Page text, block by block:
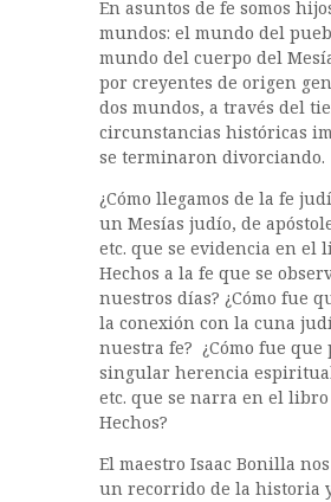
e
b
o
o
k
m
p
a
rt
ir
En asuntos de fe somos
mundos: el mundo del
mundo del cuerpo del
por creyentes de origen
dos mundos, a través del
circunstancias históricas
se terminaron divorciando.
¿Cómo llegamos de la fe
un Mesías judío, de
etc. que se evidencia en el
Hechos a la fe que se
nuestros días? ¿Cómo fue
la conexión con la cuna
nuestra fe? ¿Cómo fue que
singular herencia
etc. que se narra en el libro
Hechos?
El maestro Isaac Bonilla
un recorrido de la historia